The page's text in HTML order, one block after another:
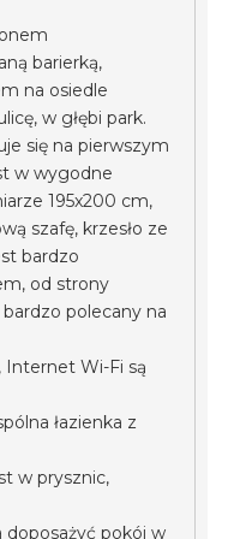
barierką,
na osiedle
w głębi park.
się na pierwszym
w wygodne
195x200 cm,
szafę, krzesło ze
bardzo
od strony
polecany na
Internet Wi-Fi są
łazienka z
w prysznic,
pokój w